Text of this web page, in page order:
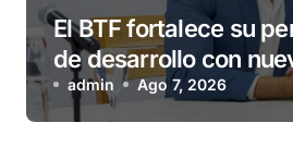
El BTF fortalece su
de desarrollo con
herramientas para
empresas
admin Ago 7, 2026